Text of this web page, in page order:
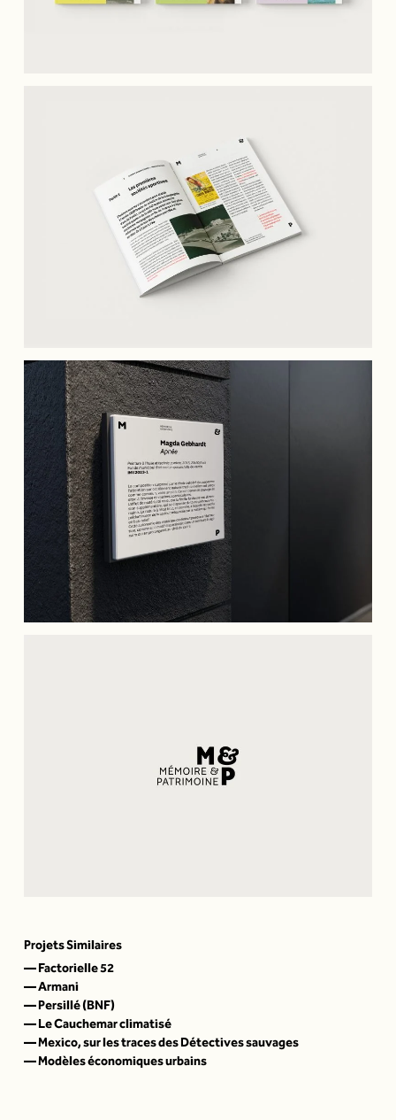
Projets Similaires
— Factorielle 52
— Armani
— Persillé (BNF)
— Le Cauchemar climatisé
— Mexico, sur les traces des Détectives sauvages
— Modèles économiques urbains